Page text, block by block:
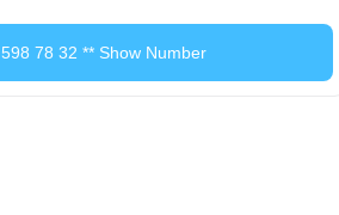
598 78 32 ** Show Number